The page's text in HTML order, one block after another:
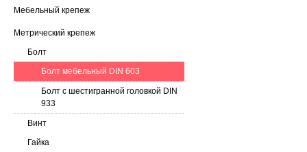
Мебельный крепеж
Метрический крепеж
Болт
Болт мебельный DIN 603
Болт с шестигранной головкой DIN
933
Винт
Гайка